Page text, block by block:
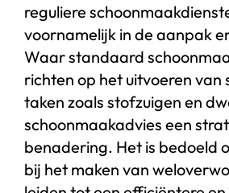
reguliere
voornamelijk in de aanpak
Waar standaard
richten op het uitvoeren van
taken zoals stofzuigen en
schoonmaakadvies een
benadering. Het is bedoeld
bij het maken van